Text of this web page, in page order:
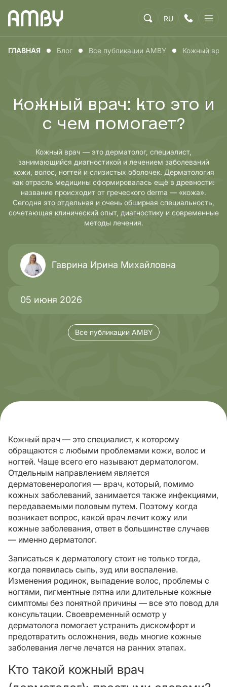
RU
ГЛАВНАЯ Блог Все публикации AMBY Кожный
Кожный врач: кто это и
с чем помогает?
Кожный врач — это дерматолог, специалист,
занимающийся диагностикой и лечением заболеваний
кожи, волос, ногтей и слизистых оболочек. Дерматология
как отрасль медицины сформировалась ещё в древности:
название происходит от греческого derma — «кожа».
Сегодня это отдельная и очень обширная специальность,
сочетающая клинический опыт, диагностику и современные
методы лечения.
Гаврина Ирина Михайловна
05 июня 2026
Все публикации AMBY
Кожный врач — это специалист, к которому
обращаются с любыми проблемами кожи, волос и
ногтей. Чаще всего его называют дерматологом.
Отдельным направлением является
дерматовенерология — врач, который, помимо
кожных заболеваний, занимается также инфекциями,
передаваемыми половым путем. Поэтому когда
возникает вопрос, какой врач лечит кожу или
кожные заболевания, ответ в большинстве случаев
— именно дерматолог.
Записаться к дерматологу стоит не только тогда,
когда появилась сыпь, зуд или воспаление.
Изменения родинок, выпадение волос, проблемы с
ногтями, пигментные пятна или длительные кожные
симптомы без понятной причины — все это повод для
консультации. Своевременный осмотр у
дерматолога помогает устранить дискомфорт и
предотвратить осложнения, ведь многие кожные
заболевания легче лечатся на ранних этапах.
Кто такой кожный врач